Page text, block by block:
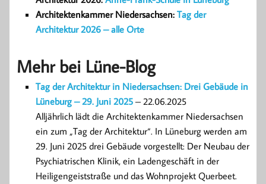
Architektenkammer Niedersachsen: Tag der
Architektur 2026 – alle Orte
Mehr bei Lüne-Blog
Tag der Architektur in Niedersachsen: Drei Gebäude in
Lüneburg – 29. Juni 2025 – 22.06.2025
Alljährlich lädt die Architektenkammer Niedersachsen
ein zum „Tag der Architektur“. In Lüneburg werden am
29. Juni 2025 drei Gebäude vorgestellt: Der Neubau der
Psychiatrischen Klinik, ein Ladengeschäft in der
Heiligengeiststraße und das Wohnprojekt Querbeet.